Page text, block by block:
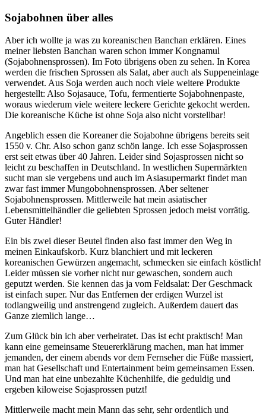
Sojabohnen über alles
Aber ich wollte ja was zu koreanischen Banchan erklären. Eines
meiner liebsten Banchan waren schon immer Kongnamul
(Sojabohnensprossen). Im Foto übrigens oben zu sehen. In Korea
werden die frischen Sprossen als Salat, aber auch als Suppeneinlage
verwendet. Aus Soja werden auch noch viele weitere Produkte
hergestellt: Also Sojasauce, Tofu, fermentierte Sojabohnenpaste,
woraus wiederum viele weitere leckere Gerichte gekocht werden.
Die koreanische Küche ist ohne Soja also nicht vorstellbar!
Angeblich essen die Koreaner die Sojabohne übrigens bereits seit
1550 v. Chr. Also schon ganz schön lange. Ich esse Sojasprossen
erst seit etwas über 40 Jahren. Leider sind Sojasprossen nicht so
leicht zu beschaffen in Deutschland. In westlichen Supermärkten
sucht man sie vergebens und auch im Asiasupermarkt findet man
zwar fast immer Mungobohnensprossen. Aber seltener
Sojabohnensprossen. Mittlerweile hat mein asiatischer
Lebensmittelhändler die geliebten Sprossen jedoch meist vorrätig.
Guter Händler!
Ein bis zwei dieser Beutel finden also fast immer den Weg in
meinen Einkaufskorb. Kurz blanchiert und mit leckeren
koreanischen Gewürzen angemacht, schmecken sie einfach köstlich!
Leider müssen sie vorher nicht nur gewaschen, sondern auch
geputzt werden. Sie kennen das ja vom Feldsalat: Der Geschmack
ist einfach super. Nur das Entfernen der erdigen Wurzel ist
todlangweilig und anstrengend zugleich. Außerdem dauert das
Ganze ziemlich lange…
Zum Glück bin ich aber verheiratet. Das ist echt praktisch! Man
kann eine gemeinsame Steuererklärung machen, man hat immer
jemanden, der einem abends vor dem Fernseher die Füße massiert,
man hat Gesellschaft und Entertainment beim gemeinsamen Essen.
Und man hat eine unbezahlte Küchenhilfe, die geduldig und
ergeben kiloweise Sojasprossen putzt!
Mittlerweile macht mein Mann das sehr, sehr ordentlich und